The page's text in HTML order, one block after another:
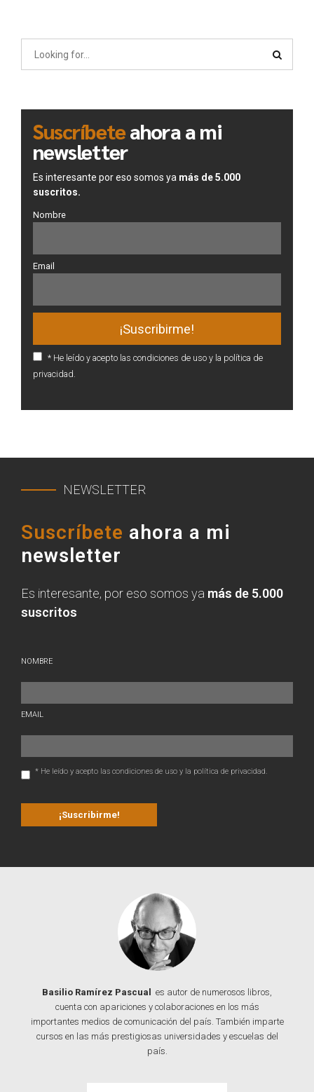
Suscríbeteahora a mi
newsletter
Es interesante por eso somos ya más de 5.000
suscritos.
Nombre
Email
* He leído y acepto las condiciones de uso y la política de
privacidad.
NEWSLETTER
Suscríbete ahora a mi
newsletter
Es interesante, por eso somos ya más de 5.000
suscritos
NOMBRE
EMAIL
* He leído y acepto las condiciones de uso y la política de privacidad.
Basilio Ramírez Pascual
es autor de numerosos libros,
cuenta con apariciones y colaboraciones en los más
importantes medios de comunicación del país. También imparte
cursos en las más prestigiosas universidades y escuelas del
país.